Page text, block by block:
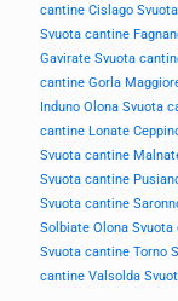
cantine Cislago
Svuota cantine
Gavirate Svuota
cantine Gorla
Induno Olona Svuota
cantine Lonate
Svuota cantine
Svuota cantine
Svuota cantine
Solbiate Olona Svuota
Svuota cantine Torno
cantine Valsolda